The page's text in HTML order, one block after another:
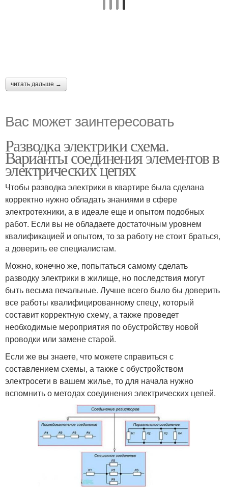
читать дальше →
Вас может заинтересовать
Разводка электрики схема.
Варианты соединения элементов в
электрических цепях
Чтобы разводка электрики в квартире была сделана
корректно нужно обладать знаниями в сфере
электротехники, а в идеале еще и опытом подобных
работ. Если вы не обладаете достаточным уровнем
квалификацией и опытом, то за работу не стоит браться,
а доверить ее специалистам.
Можно, конечно же, попытаться самому сделать
разводку электрики в жилище, но последствия могут
быть весьма печальные. Лучше всего было бы доверить
все работы квалифицированному спецу, который
составит корректную схему, а также проведет
необходимые мероприятия по обустройству новой
проводки или замене старой.
Если же вы знаете, что можете справиться с
составлением схемы, а также с обустройством
электросети в вашем жилье, то для начала нужно
вспомнить о методах соединения электрических цепей.